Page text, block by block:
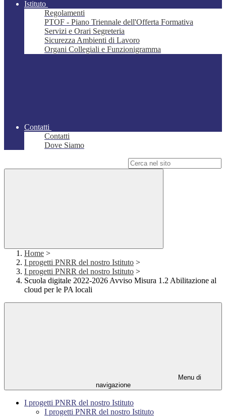
Istituto
Regolamenti
PTOF - Piano Triennale dell'Offerta Formativa
Servizi e Orari Segreteria
Sicurezza Ambienti di Lavoro
Organi Collegiali e Funzionigramma
Contatti
Contatti
Dove Siamo
Home >
I progetti PNRR del nostro Istituto >
I progetti PNRR del nostro Istituto >
Scuola digitale 2022-2026 Avviso Misura 1.2 Abilitazione al
cloud per le PA locali
Menu di
navigazione
I progetti PNRR del nostro Istituto
I progetti PNRR del nostro Istituto